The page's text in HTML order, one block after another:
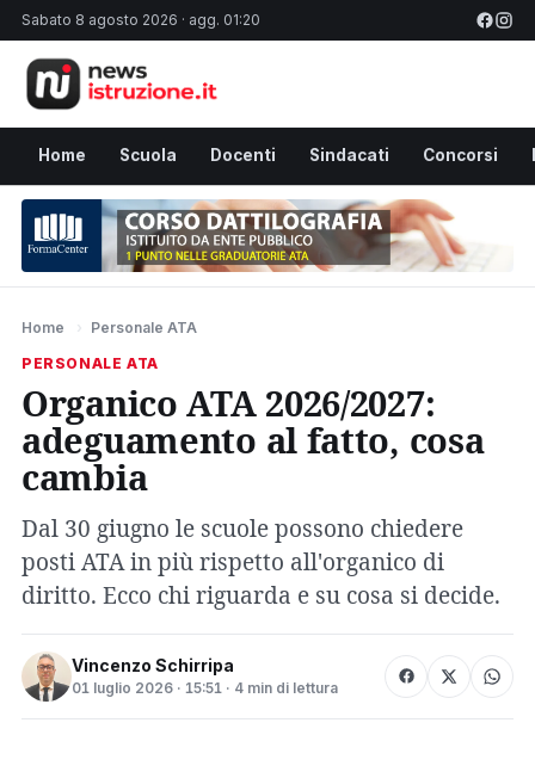
Sabato 8 agosto 2026 · agg. 01:20
Home Scuola Docenti Sindacati Concorsi
Home › Personale ATA
PERSONALE ATA
Organico ATA 2026/2027:
adeguamento al fatto, cosa
cambia
Dal 30 giugno le scuole possono chiedere
posti ATA in più rispetto all'organico di
diritto. Ecco chi riguarda e su cosa si decide.
Vincenzo Schirripa
01 luglio 2026 · 15:51 · 4 min di lettura